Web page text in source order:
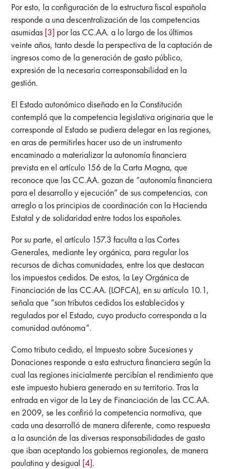
Por esto, la configuración de la estructura fiscal española
responde a una descentralización de las competencias
asumidas [3] por las CC.AA. a lo largo de los últimos
veinte años, tanto desde la perspectiva de la captación de
ingresos como de la generación de gasto público,
expresión de la necesaria corresponsabilidad en la
gestión.
El Estado autonómico diseñado en la Constitución
contempló que la competencia legislativa originaria que le
corresponde al Estado se pudiera delegar en las regiones,
en aras de permitirles hacer uso de un instrumento
encaminado a materializar la autonomía financiera
prevista en el artículo 156 de la Carta Magna, que
reconoce que las CC.AA. gozan de “autonomía financiera
para el desarrollo y ejecución” de sus competencias, con
arreglo a los principios de coordinación con la Hacienda
Estatal y de solidaridad entre todos los españoles.
Por su parte, el artículo 157.3 faculta a las Cortes
Generales, mediante ley orgánica, para regular los
recursos de dichas comunidades, entre los que destacan
los impuestos cedidos. De estos, la Ley Orgánica de
Financiación de las CC.AA. (LOFCA), en su artículo 10.1,
señala que “son tributos cedidos los establecidos y
regulados por el Estado, cuyo producto corresponda a la
comunidad autónoma”.
Como tributo cedido, el Impuesto sobre Sucesiones y
Donaciones responde a esta estructura financiera según la
cual las regiones inicialmente percibían el rendimiento que
este impuesto hubiera generado en su territorio. Tras la
entrada en vigor de la Ley de Financiación de las CC.AA.
en 2009, se les confirió la competencia normativa, que
cada una desarrolló de manera diferente, como respuesta
a la asunción de las diversas responsabilidades de gasto
que iban aceptando los gobiernos regionales, de manera
paulatina y desigual [4].